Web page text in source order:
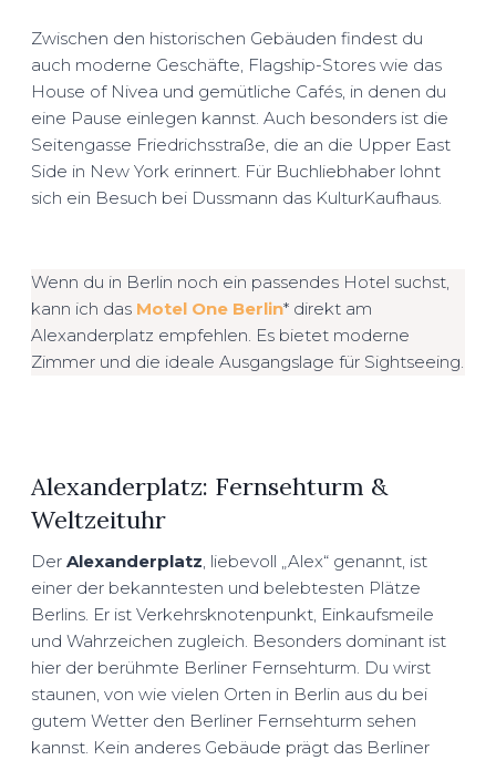
Zwischen den historischen Gebäuden findest du
auch moderne Geschäfte, Flagship-Stores wie das
House of Nivea und gemütliche Cafés, in denen du
eine Pause einlegen kannst. Auch besonders ist die
Seitengasse Friedrichsstraße, die an die Upper East
Side in New York erinnert. Für Buchliebhaber lohnt
sich ein Besuch bei Dussmann das KulturKaufhaus.
Wenn du in Berlin noch ein passendes Hotel suchst,
kann ich das Motel One Berlin* direkt am
Alexanderplatz empfehlen. Es bietet moderne
Zimmer und die ideale Ausgangslage für Sightseeing.
Alexanderplatz: Fernsehturm &
Weltzeituhr
Der Alexanderplatz, liebevoll „Alex“ genannt, ist
einer der bekanntesten und belebtesten Plätze
Berlins. Er ist Verkehrsknotenpunkt, Einkaufsmeile
und Wahrzeichen zugleich. Besonders dominant ist
hier der berühmte Berliner Fernsehturm. Du wirst
staunen, von wie vielen Orten in Berlin aus du bei
gutem Wetter den Berliner Fernsehturm sehen
kannst. Kein anderes Gebäude prägt das Berliner